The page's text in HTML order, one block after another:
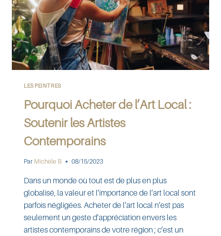
LES PEINTRES
Pourquoi Acheter de l’Art Local :
Soutenir les Artistes
Contemporains
Par Michèle B 08/15/2023
Dans un monde où tout est de plus en plus
globalisé, la valeur et l’importance de l’art local sont
parfois négligées. Acheter de l’art local n’est pas
seulement un geste d’appréciation envers les
artistes contemporains de votre région ; c’est un